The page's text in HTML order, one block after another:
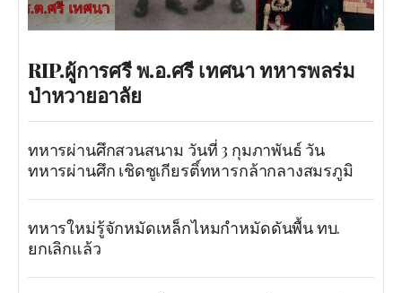
RIP.ผู้การศรี พ.อ.ศรี เทศนา ทหารพลร่ม
ป่าหวายอาลัย
ทหารผ่านศึกสวนสนาม วันที่ 3 กุมภาพันธ์ วัน
ทหารผ่านศึก เชิดชูเกียรติ์ทหารกล้ากลางสมรภูมิ
ทหารใหม่รู้จักหมัดเหล็กไหมกำหมัดดันพื้น ทบ.
ยกเลิกแล้ว